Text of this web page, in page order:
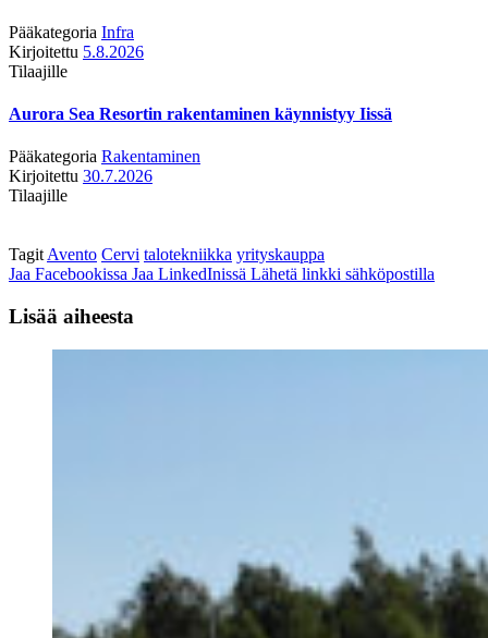
Pääkategoria Infra
Kirjoitettu 5.8.2026
Tilaajille
Aurora Sea Resortin rakentaminen käynnistyy Iissä
Pääkategoria Rakentaminen
Kirjoitettu 30.7.2026
Tilaajille
Tagit Avento Cervi talotekniikka yrityskauppa
Jaa Facebookissa Jaa LinkedInissä Lähetä linkki sähköpostilla
Lisää aiheesta